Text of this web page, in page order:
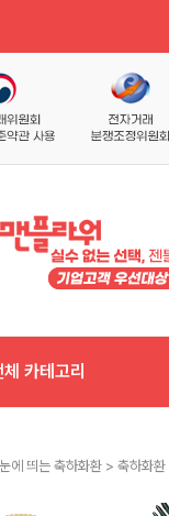
체 카테고리
눈에 띄는 축하화환 > 축하화환